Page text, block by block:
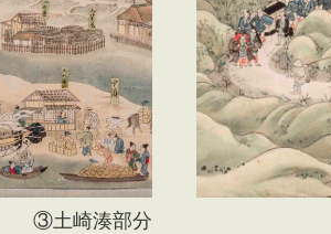
③土崎湊部分